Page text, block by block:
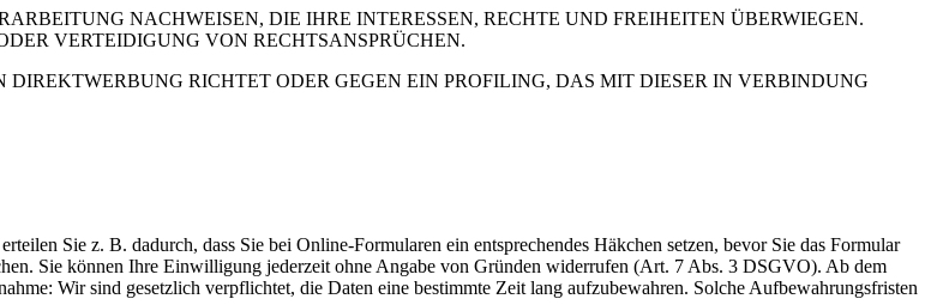
NACHWEISEN, DIE IHRE INTERESSEN, RECHTE UND FREIHEITEN ÜBERWIEGEN.
VERTEIDIGUNG VON RECHTSANSPRÜCHEN.
RICHTET ODER GEGEN EIN PROFILING, DAS MIT DIESER IN VERBINDUNG
Sie z. B. dadurch, dass Sie bei Online-Formularen ein entsprechendes Häkchen setzen, bevor Sie das Formular
Sie können Ihre Einwilligung jederzeit ohne Angabe von Gründen widerrufen (Art. 7 Abs. 3 DSGVO). Ab dem
Wir sind gesetzlich verpflichtet, die Daten eine bestimmte Zeit lang aufzubewahren. Solche Aufbewahrungsfristen